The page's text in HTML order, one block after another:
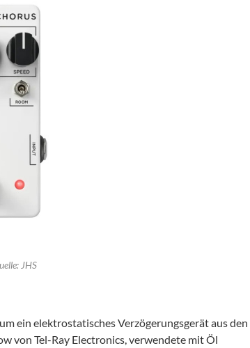
JHS
ein elektrostatisches Verzögerungsgerät aus den
von Tel-Ray Electronics, verwendete mit Öl